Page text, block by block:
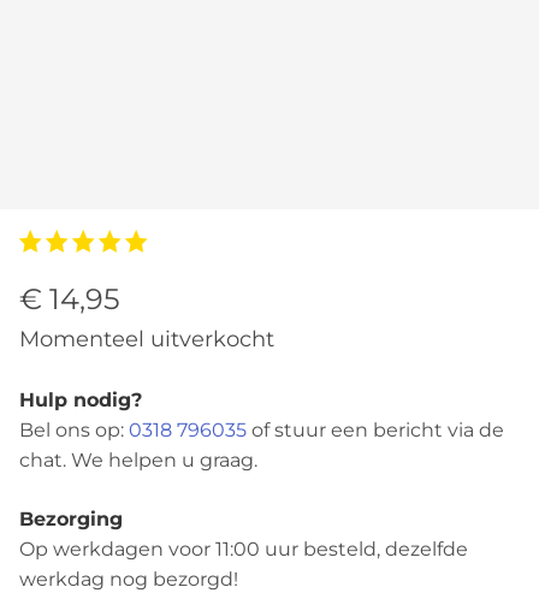
€ 14,95
Momenteel uitverkocht
Hulp nodig?
Bel ons op: 0318 796035 of stuur een bericht via de
chat. We helpen u graag.
Bezorging
Op werkdagen voor 11:00 uur besteld, dezelfde
werkdag nog bezorgd!